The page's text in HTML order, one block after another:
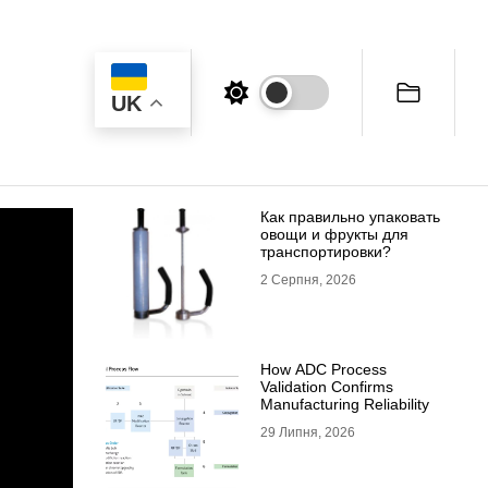
UK
Как правильно упаковать
овощи и фрукты для
транспортировки?
2 Серпня, 2026
How ADC Process
Validation Confirms
Manufacturing Reliability
29 Липня, 2026